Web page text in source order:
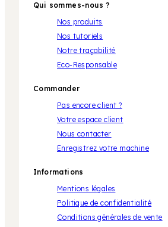
Qui sommes-nous ?
Nos produits
Nos tutoriels
Notre traçabilité
Eco-Responsable
Commander
Pas encore client ?
Votre espace client
Nous contacter
Enregistrez votre machine
Informations
Mentions légales
Politique de confidentialité
Conditions générales de vente